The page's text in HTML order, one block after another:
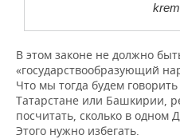
В этом законе не должно
«государствообразующий
Что мы тогда будем
Татарстане или Башкирии,
посчитать, сколько в одном
Этого нужно избегать.